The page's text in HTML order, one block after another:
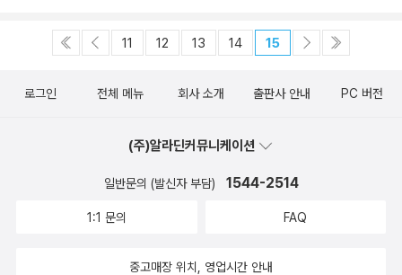
11 12 13 14 15
로그인 전체 메뉴 회사 소개 출판사 안내 PC 버전
(주)알라딘커뮤니케이션
일반문의 (발신자 부담) 1544-2514
1:1 문의 FAQ
중고매장 위치, 영업시간 안내